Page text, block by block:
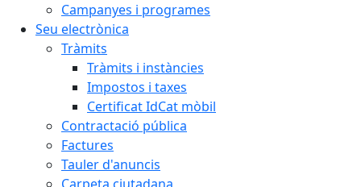
Campanyes i programes
Seu electrònica
Tràmits
Tràmits i instàncies
Impostos i taxes
Certificat IdCat mòbil
Contractació pública
Factures
Tauler d'anuncis